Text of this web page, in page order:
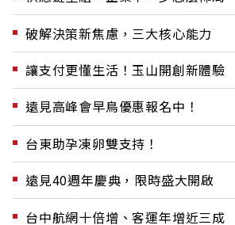
破解決策新焦慮，三大核心能力
讓支付更懂生活！玉山開創新體驗
遠見高峰會早鳥優惠報名中！
台東助孕凍卵雙支持！
遠見40週年慶典，限時盛大開啟
台中航網十倍增、客運年增近三成